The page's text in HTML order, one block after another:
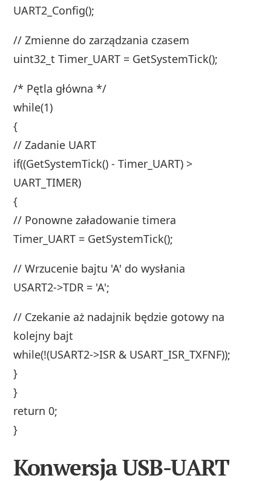
UART2_Config();
// Zmienne do zarządzania czasem
uint32_t Timer_UART = GetSystemTick();
/* Pętla główna */
while(1)
{
// Zadanie UART
if((GetSystemTick() - Timer_UART) >
UART_TIMER)
{
// Ponowne załadowanie timera
Timer_UART = GetSystemTick();
// Wrzucenie bajtu 'A' do wysłania
USART2->TDR = 'A';
// Czekanie aż nadajnik będzie gotowy na
kolejny bajt
while(!(USART2->ISR & USART_ISR_TXFNF));
}
}
return 0;
}
Konwersja USB-UART